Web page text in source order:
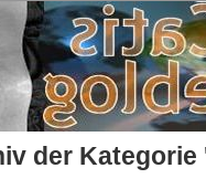
der Kategorie